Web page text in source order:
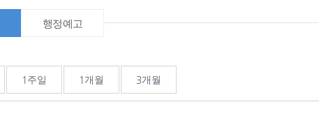
행정예고
1주일 1개월 3개월